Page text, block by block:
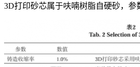
3D打印砂芯属于呋喃树脂自硬砂，